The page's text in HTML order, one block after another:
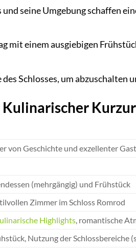
und seine Umgebung schaffen
mit einem ausgiebigen
Schlosses, um abzuschalten
von Geschichte und exzellenter
(mehrgängig) und Frühstück
Zimmer im Schloss Romrod
Highlights, romantische
Nutzung der Schlossbereiche